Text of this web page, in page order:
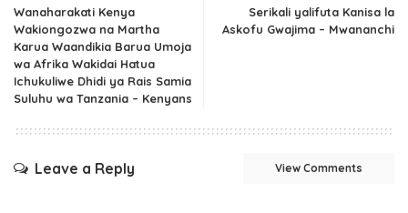
Wanaharakati Kenya
Wakiongozwa na Martha
Karua Waandikia Barua Umoja
wa Afrika Wakidai Hatua
Ichukuliwe Dhidi ya Rais Samia
Suluhu wa Tanzania – Kenyans
Serikali yalifuta Kanisa la
Askofu Gwajima – Mwananchi
Leave a Reply View Comments